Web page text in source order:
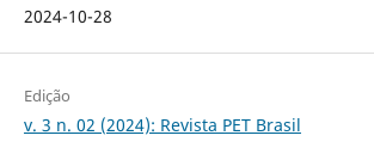
2024-10-28
Edição
v. 3 n. 02 (2024): Revista PET Brasil